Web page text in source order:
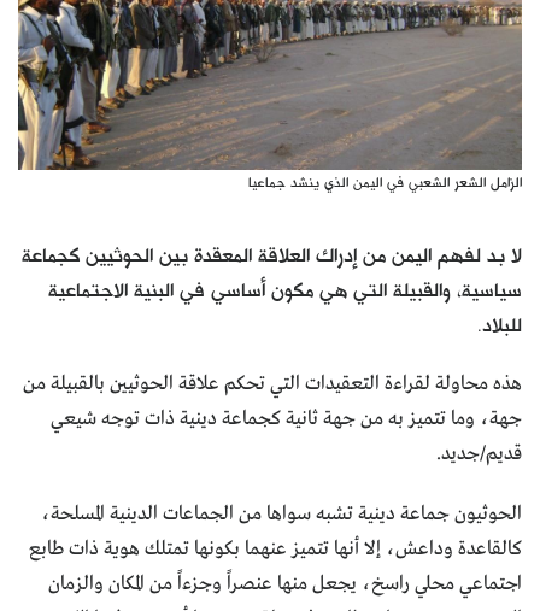
الزامل الشعر الشعبي في اليمن الذي ينشد جماعيا
لا بد لفهم اليمن من إدراك العلاقة المعقدة بين الحوثيين كجماعة
سياسية، والقبيلة التي هي مكون أساسي في البنية الاجتماعية
للبلاد.
هذه محاولة لقراءة التعقيدات التي تحكم علاقة الحوثيين بالقبيلة من
جهة، وما تتميز به من جهة ثانية كجماعة دينية ذات توجه شيعي
قديم/جديد.
الحوثيون جماعة دينية تشبه سواها من الجماعات الدينية المسلحة،
كالقاعدة وداعش، إلا أنها تتميز عنهما بكونها تمتلك هوية ذات طابع
اجتماعي محلي راسخ، يجعل منها عنصراً وجزءاً من المكان والزمان